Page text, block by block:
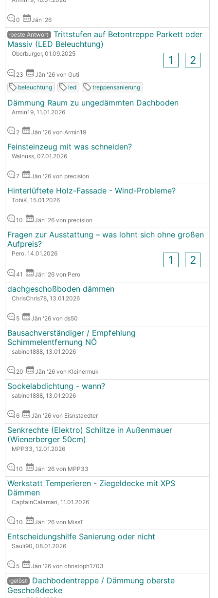
0
Jän '26
·beste Antwort· Trittstufen auf Betontreppe Parkett oder
Massiv (LED Beleuchtung)
Oberburger, 01.09.2025
1 2
23
Jän '26 von Guti
beleuchtung
led treppensanierung
Dämmung Raum zu ungedämmten Dachboden
Armin19, 11.01.2026
2 Jän '26 von Armin19
Feinsteinzeug mit was schneiden?
Walnuss, 07.01.2026
7 Jän '26 von precision
Hinterlüftete Holz-Fassade - Wind-Probleme?
TobiK, 15.01.2026
10 Jän '26 von precision
Fragen zur Ausstattung – was lohnt sich ohne großen
Aufpreis?
Pero, 14.01.2026
1 2
41 Jän '26 von Pero
dachgeschoßboden dämmen
ChrisChris78, 13.01.2026
5 Jän '26 von ds50
Bausachverständiger / Empfehlung
Schimmelentfernung NÖ
sabine1888, 13.01.2026
20 Jän '26 von Kleinermuk
Sockelabdichtung - wann?
sabine1888, 13.01.2026
6 Jän '26 von Eisnstaedter
Senkrechte (Elektro) Schlitze in Außenmauer
(Wienerberger 50cm)
MPP33, 12.01.2026
10 Jän '26 von MPP33
Werkstatt Temperieren - Ziegeldecke mit XPS
Dämmen
CaptainCalamari, 11.01.2026
10 Jän '26 von MissT
Entscheidungshilfe Sanierung oder nicht
Sauli90, 08.01.2026
5
Jän '26 von christoph1703
·gelöst· Dachbodentreppe / Dämmung oberste
Geschoßdecke